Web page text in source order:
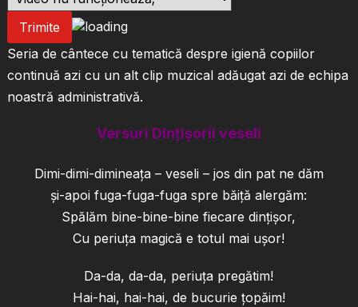
Trimite
Seria de cântece cu tematică despre igienă copiilor
continuă azi cu un alt clip muzical adăugat azi de echipa
noastră administrativă.
Versuri Dințișorii veseli
Dimi-dimi-dimineața – veseli – jos din pat ne dăm
și-apoi fuga-fuga-fuga spre băiță alergăm:
Spălăm bine-bine-bine fiecare dințișor,
Cu periuța magică e totul mai ușor!
Da-da, da-da, periuța pregătim!
Hai-hai, hai-hai, de bucurie țopăim!